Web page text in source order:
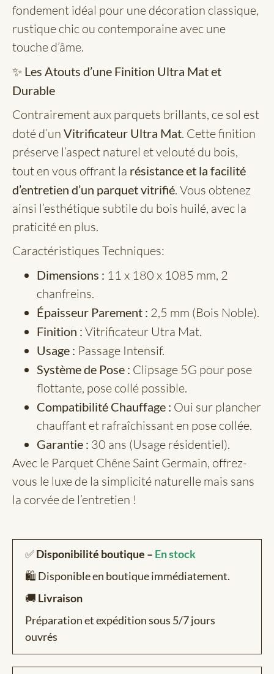
fondement idéal pour une décoration classique,
rustique chic ou contemporaine avec une
touche d’âme.
✨ Les Atouts d’une Finition Ultra Mat et
Durable
Contrairement aux parquets brillants, ce sol est
doté d’un Vitrificateur Ultra Mat. Cette finition
préserve l’aspect naturel et velouté du bois,
tout en vous offrant la résistance et la facilité
d’entretien d’un parquet vitrifié. Vous obtenez
ainsi l’esthétique subtile du bois huilé, avec la
praticité en plus.
Caractéristiques Techniques:
Dimensions : 11 x 180 x 1085 mm, 2
chanfreins.
Épaisseur Parement : 2,5 mm (Bois Noble).
Finition : Vitrificateur Utra Mat.
Usage : Passage Intensif.
Système de Pose : Clipsage 5G pour pose
flottante, pose collé possible.
Compatibilité Chauffage : Oui sur plancher
chauffant et rafraîchissant en pose collée.
Garantie : 30 ans (Usage résidentiel).
Avec le Parquet Chêne Saint Germain, offrez-
vous le luxe de la simplicité naturelle mais sans
la corvée de l’entretien !
✅Disponibilité boutique – En stock
🛍️ Disponible en boutique immédiatement.
🚚 Livraison
Préparation et expédition sous 5/7 jours
ouvrés